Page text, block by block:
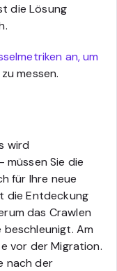
die Lösung
an, um
messen.
wird
müssen Sie die
für Ihre neue
die Entdeckung
das Crawlen
beschleunigt. Am
vor der Migration.
nach der